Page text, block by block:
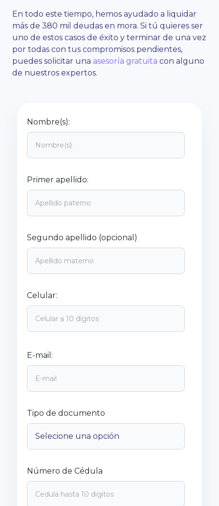
En todo este tiempo, hemos ayudado a liquidar
más de 380 mil deudas en mora. Si tú quieres ser
uno de estos casos de éxito y terminar de una vez
por todas con tus compromisos pendientes,
puedes solicitar una asesoría gratuita con alguno
de nuestros expertos.
Nombre(s):
Primer apellido:
Segundo apellido (opcional)
Celular:
E-mail:
Tipo de documento
Número de Cédula